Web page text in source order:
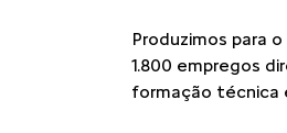
Produzimos para
1.800 empregos
formação técnica